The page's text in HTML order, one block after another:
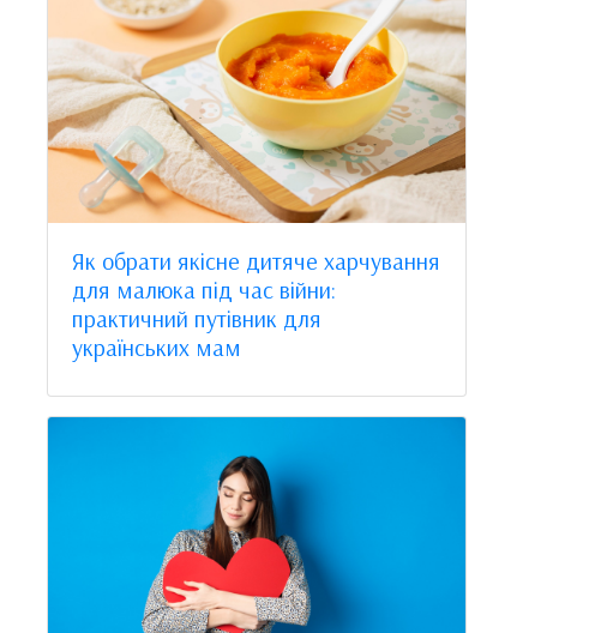
Як обрати якісне дитяче харчування
для малюка під час війни:
практичний путівник для
українських мам